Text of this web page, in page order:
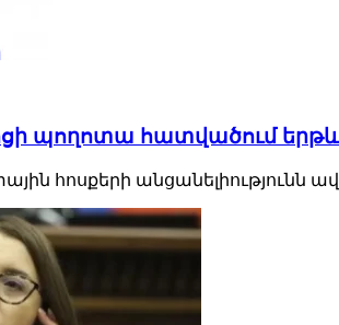
պողոտա հատվածում
հոսքերի անցանելիությունն